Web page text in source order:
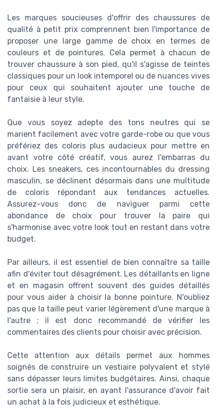
Les marques soucieuses d'offrir des chaussures de
qualité à petit prix comprennent bien l'importance de
proposer une large gamme de choix en termes de
couleurs et de pointures. Cela permet à chacun de
trouver chaussure à son pied, qu'il s'agisse de teintes
classiques pour un look intemporel ou de nuances vives
pour ceux qui souhaitent ajouter une touche de
fantaisie à leur style.
Que vous soyez adepte des tons neutres qui se
marient facilement avec votre garde-robe ou que vous
préfériez des coloris plus audacieux pour mettre en
avant votre côté créatif, vous aurez l'embarras du
choix. Les sneakers, ces incontournables du dressing
masculin, se déclinent désormais dans une multitude
de coloris répondant aux tendances actuelles.
Assurez-vous donc de naviguer parmi cette
abondance de choix pour trouver la paire qui
s'harmonise avec votre look tout en restant dans votre
budget.
Par ailleurs, il est essentiel de bien connaître sa taille
afin d'éviter tout désagrément. Les détaillants en ligne
et en magasin offrent souvent des guides détaillés
pour vous aider à choisir la bonne pointure. N'oubliez
pas que la taille peut varier légèrement d'une marque à
l'autre ; il est donc recommandé de vérifier les
commentaires des clients pour choisir avec précision.
Cette attention aux détails permet aux hommes
soignés de construire un vestiaire polyvalent et stylé
sans dépasser leurs limites budgétaires. Ainsi, chaque
sortie sera un plaisir, en ayant l'assurance d'avoir fait
un achat à la fois judicieux et esthétique.